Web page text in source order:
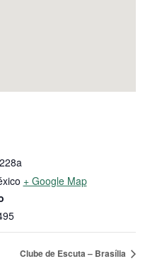
+ Google Map
Clube de Escuta – Brasília